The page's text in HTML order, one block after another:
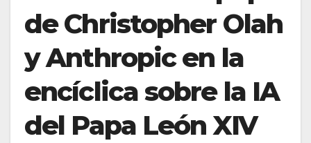
de Christopher Olah
y Anthropic en la
encíclica sobre la IA
del Papa León XIV